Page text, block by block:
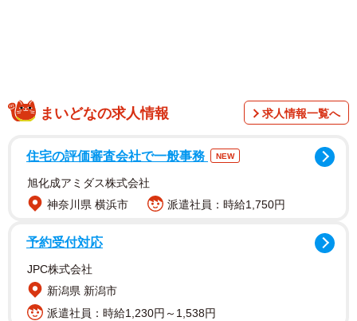
るのは天寿酒造の中でも新進気鋭な若手の蔵人たち。秋田
ら分離した醸造酵母「なでしこの花酵母」をつかうなど
「新人をイメージした華やかな香りとフレッシュな味わ
い」に醸し上げたといいます。
まいどなの求人情報 求人情報一覧へ
住宅の評価審査会社で一般事務 NEW
旭化成アミダス株式会社
神奈川県 横浜市
派遣社員：時給1,750円
予約受付対応
JPC株式会社
新潟県 新潟市
派遣社員：時給1,230円～1,538円